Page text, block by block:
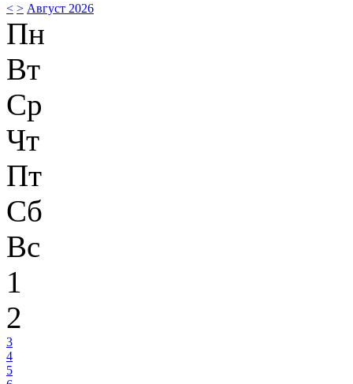
< > Август 2026
Пн
Вт
Ср
Чт
Пт
Сб
Вс
1
2
3
4
5